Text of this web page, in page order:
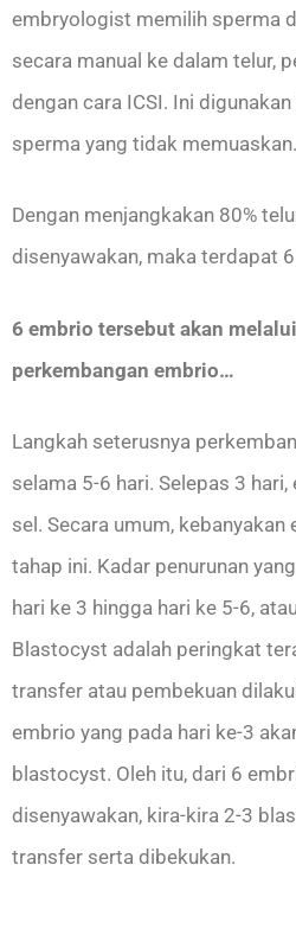
embryologist memilih sperma
secara manual ke dalam telur,
dengan cara ICSI. Ini
sperma yang tidak memuaskan.
Dengan menjangkakan 80%
disenyawakan, maka terdapat
6 embrio tersebut akan
perkembangan embrio…
Langkah seterusnya
selama 5-6 hari. Selepas 3
sel. Secara umum,
tahap ini. Kadar penurunan
hari ke 3 hingga hari ke 5-6,
Blastocyst adalah peringkat
transfer atau pembekuan
embrio yang pada hari ke-3
blastocyst. Oleh itu, dari 6
disenyawakan, kira-kira 2-3
transfer serta dibekukan.